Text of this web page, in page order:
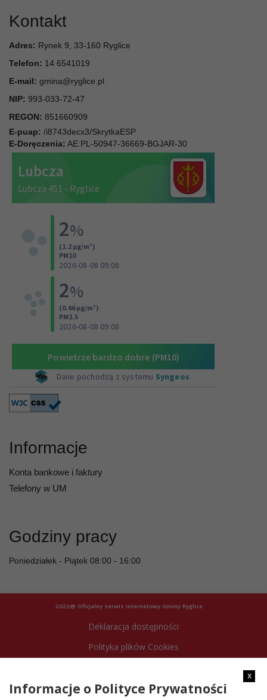
Kontakt
Adres: Rynek 9, 33-160 Ryglice
Telefon: 14 6541019
E-mail: gmina@ryglice.pl
NIP: 993-033-72-47
REGON: 851660909
E-puap: /i8743decx3/SkrytkaESP
E-Doręczenia: AE:PL-50947-36669-BGJAR-30
Informacje
Konta bankowe i faktury
Telefony w UM
Godziny pracy
Poniedziałek - Piątek 08:00 - 16:00
2022@ Oficjalny serwis internetowy Gminy Ryglice
Deklaracja dostępności
Polityka plików Cookies
x
Informacje o Polityce Prywatności